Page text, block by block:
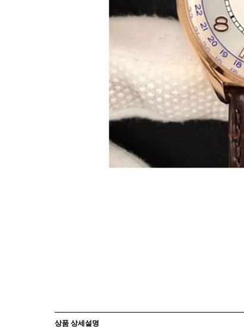
상품 상세설명